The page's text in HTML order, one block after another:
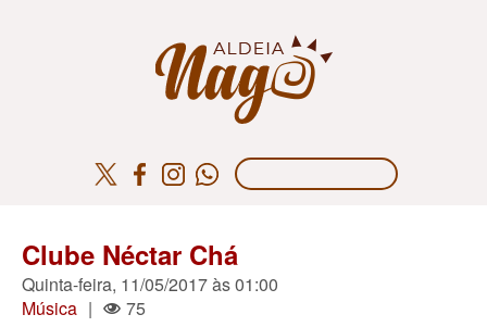
Clube Néctar Chá
Quinta-feira, 11/05/2017 às 01:00
Música | 75